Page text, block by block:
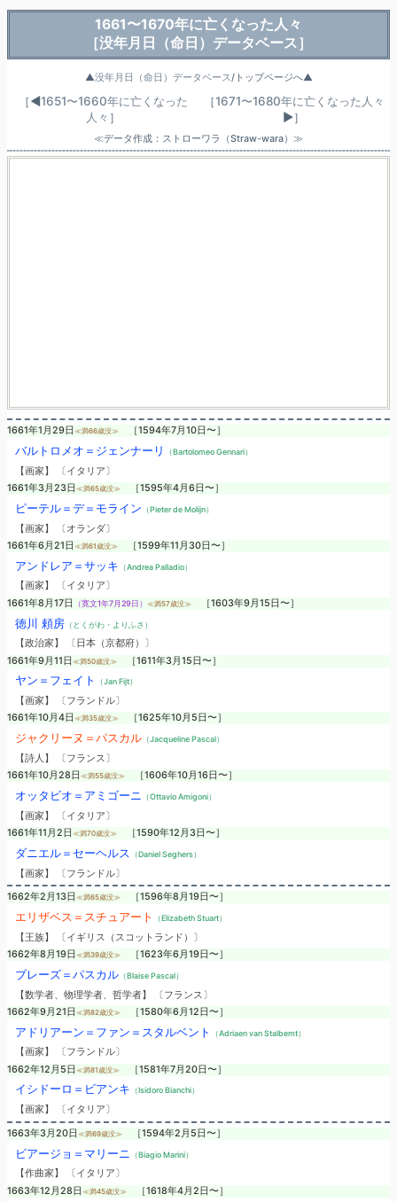
1661〜1670年に亡くなった人々
［没年月日（命日）データベース］
▲没年月日（命日）データベース/トップページへ▲
［◀1651〜1660年に亡くなった
人々 ］
［1671〜1680年に亡くなった人々
▶］
≪データ作成：ストローワラ（Straw-wara）≫
1661年1月29日 ≪満66歳没≫ ［1594年7月10日〜］
バルトロメオ＝ジェンナーリ （Bartolomeo Gennari）
【画家】 〔イタリア〕
1661年3月23日 ≪満65歳没≫ ［1595年4月6日〜］
ピーテル＝デ＝モライン （Pieter de Molijn）
【画家】 〔オランダ〕
1661年6月21日 ≪満61歳没≫ ［1599年11月30日〜］
アンドレア＝サッキ （Andrea Palladio）
【画家】 〔イタリア〕
1661年8月17日
（寛文1年7月29日） ≪満57歳没≫ ［1603年9月15日〜］
徳川 頼房（とくがわ・よりふさ）
【政治家】 〔日本（京都府）〕
1661年9月11日 ≪満50歳没≫ ［1611年3月15日〜］
ヤン＝フェイト （Jan Fijt）
【画家】 〔フランドル〕
1661年10月4日 ≪満35歳没≫ ［1625年10月5日〜］
ジャクリーヌ＝パスカル（Jacqueline Pascal）
【詩人】 〔フランス〕
1661年10月28日 ≪満55歳没≫ ［1606年10月16日〜］
オッタビオ＝アミゴーニ （Ottavio Amigoni）
【画家】 〔イタリア〕
1661年11月2日 ≪満70歳没≫ ［1590年12月3日〜］
ダニエル＝セーヘルス （Daniel Seghers）
【画家】 〔フランドル〕
1662年2月13日 ≪満65歳没≫ ［1596年8月19日〜］
エリザベス＝スチュアート （Elizabeth Stuart）
【王族】 〔イギリス（スコットランド）〕
1662年8月19日 ≪満39歳没≫ ［1623年6月19日〜］
ブレーズ＝パスカル（Blaise Pascal）
【数学者、物理学者、哲学者】 〔フランス〕
1662年9月21日 ≪満82歳没≫ ［1580年6月12日〜］
アドリアーン＝ファン＝スタルベント （Adriaen van Stalbemt）
【画家】 〔フランドル〕
1662年12月5日 ≪満81歳没≫ ［1581年7月20日〜］
イシドーロ＝ビアンキ （Isidoro Bianchi）
【画家】 〔イタリア〕
1663年3月20日 ≪満69歳没≫ ［1594年2月5日〜］
ビアージョ＝マリーニ （Biagio Marini）
【作曲家】 〔イタリア〕
1663年12月28日 ≪満45歳没≫ ［1618年4月2日〜］